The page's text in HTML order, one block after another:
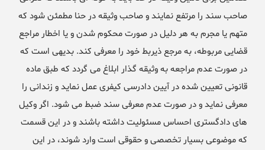
صاحب سند را مرتفع نمایند و صاحب وثیقه در حنا مطمئن شود که
متهم یا مجرم به هر دلیل در صورت محکوم شدن و یا اخطار مراجع
قضایی مربوطه، به مرجع ذیربط خود را معرفی کند. بدیهی است که
در صورت عدم مراجعه به وثیقه گذار ابلاغ می گردد که طبق ماده
قانونی تعیین شده در آیین دادرسی کیفری عمل نماید و زندانی را
معرفی نماید و در صورت عدم معرفی سند ضبط می شود. اگر وکیل
های دادگستری احساس مسئولیت داشته باشند و در این قسمت
که موضوعی بسیار تخصصی و حقوقی است وارد شوند، در این